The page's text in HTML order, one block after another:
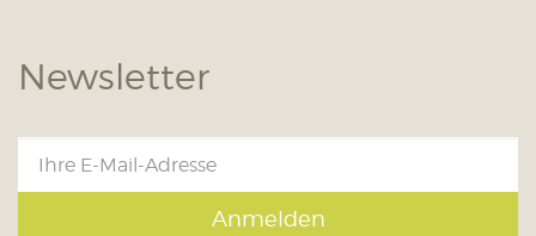
Newsletter
Anmelden